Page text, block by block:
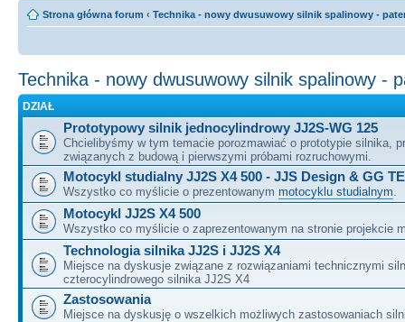
Strona główna forum ‹ Technika - nowy dwusuwowy silnik spalinowy -
Technika - nowy dwusuwowy silnik spalinowy -
DZIAŁ
Prototypowy silnik jednocylindrowy JJ2S-WG 125
Chcielibyśmy w tym temacie porozmawiać o prototypie silnika,
związanych z budową i pierwszymi próbami rozruchowymi.
Motocykl studialny JJ2S X4 500 - JJS Design & GG
Wszystko co myślicie o prezentowanym motocyklu studialnym.
Motocykl JJ2S X4 500
Wszystko co myślicie o zaprezentowanym na stronie projekcie
Technologia silnika JJ2S i JJ2S X4
Miejsce na dyskusje związane z rozwiązaniami technicznymi
czterocylindrowego silnika JJ2S X4
Zastosowania
Miejsce na dyskusję o wszelkich możliwych zastosowaniach